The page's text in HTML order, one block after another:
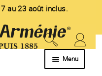
au 23 août inclus.
Menu